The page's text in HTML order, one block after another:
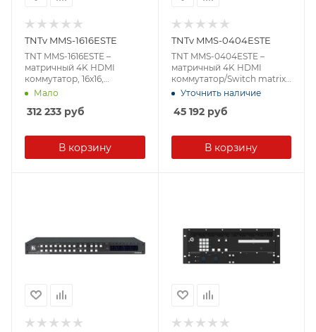
TNTv MMS-1616ESTE
TNT MMS-1616ESTE –
матричный 4K HDMI
коммутатор, 16x16,
3840х2160, 30 Гц, (4:4:4),
DTS7.1, DSD,
Мало
312 233 руб
В корзину
TNTv MMS-0404ESTE
TNT MMS-0404ESTE –
матричный 4K HDMI
коммутатор/Switch matrix,
HDMI, 4x4
разрывов, (макс.разр. до
DeepColor 24/30/36
bit,HDCP 1.4; 4 шаблона
трансляции;API)
Уточнить наличие
45 192руб
В корзину